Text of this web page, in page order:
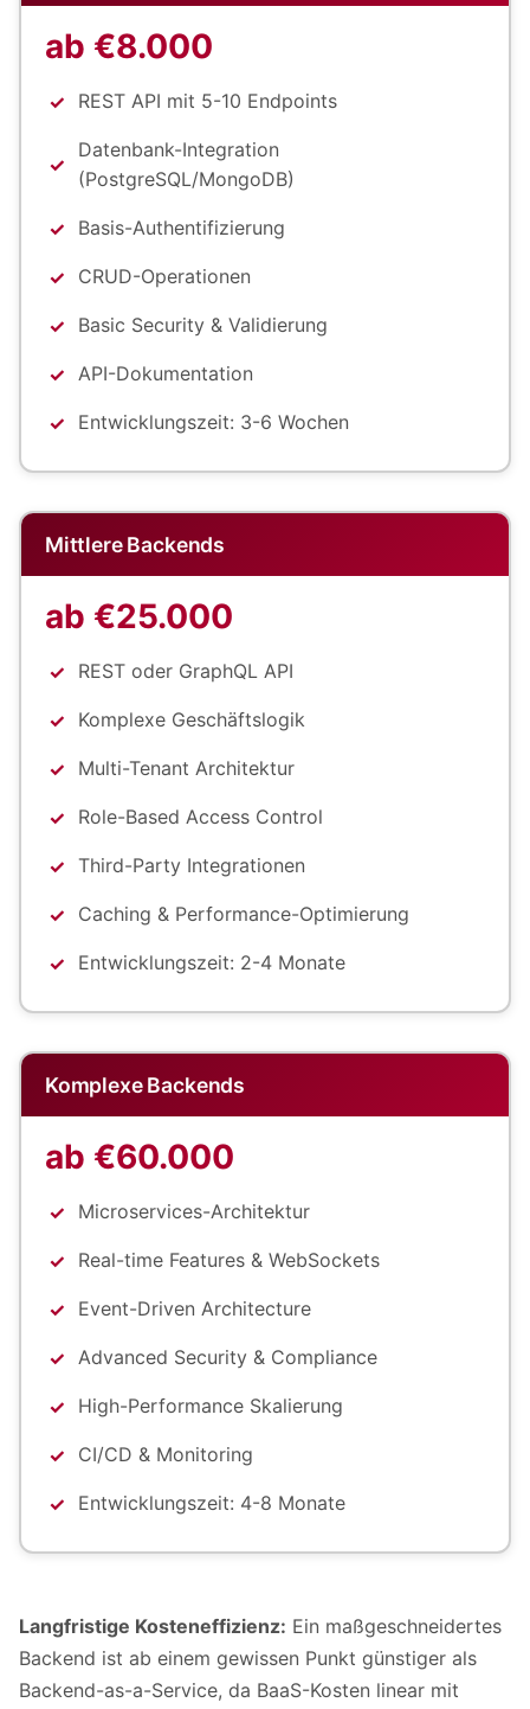
ab €8.000
REST API mit 5-10 Endpoints
Datenbank-Integration
(PostgreSQL/MongoDB)
Basis-Authentifizierung
CRUD-Operationen
Basic Security & Validierung
API-Dokumentation
Entwicklungszeit: 3-6 Wochen
Mittlere Backends
ab €25.000
REST oder GraphQL API
Komplexe Geschäftslogik
Multi-Tenant Architektur
Role-Based Access Control
Third-Party Integrationen
Caching & Performance-Optimierung
Entwicklungszeit: 2-4 Monate
Komplexe Backends
ab €60.000
Microservices-Architektur
Real-time Features & WebSockets
Event-Driven Architecture
Advanced Security & Compliance
High-Performance Skalierung
CI/CD & Monitoring
Entwicklungszeit: 4-8 Monate
Langfristige Kosteneffizienz: Ein maßgeschneidertes
Backend ist ab einem gewissen Punkt günstiger als
Backend-as-a-Service, da BaaS-Kosten linear mit